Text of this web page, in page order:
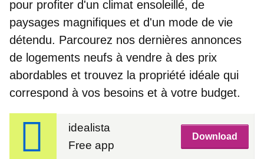
pour profiter d'un climat ensoleillé, de
paysages magnifiques et d'un mode de vie
détendu. Parcourez nos dernières annonces
de logements neufs à vendre à des prix
abordables et trouvez la propriété idéale qui
correspond à vos besoins et à votre budget.
idealista
Free app
Download